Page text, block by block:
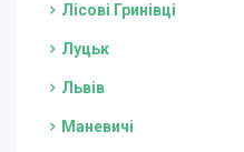
Лісові Гринівці
Луцьк
Львів
Маневичі